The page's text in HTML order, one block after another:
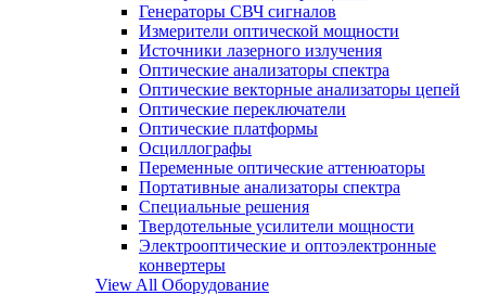
Генераторы СВЧ сигналов
Измерители оптической мощности
Источники лазерного излучения
Оптические анализаторы спектра
Оптические векторные анализаторы цепей
Оптические переключатели
Оптические платформы
Осциллографы
Переменные оптические аттенюаторы
Портативные анализаторы спектра
Специальные решения
Твердотельные усилители мощности
Электрооптические и оптоэлектронные
конвертеры
View All Оборудование